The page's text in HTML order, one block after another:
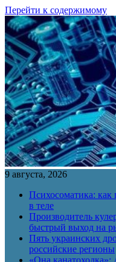
Перейти к содержимому
9 августа, 2026
Психосоматика:
в теле
Производитель
быстрый выход на
Пять украинских
российские регионы
«Она